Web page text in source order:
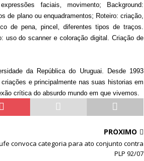
faciais, movimento; Background:
de plano ou enquadramentos; Roteiro: criação,
de pena, pincel, diferentes tipos de traços.
uso do scanner e coloração digital. Criação de
da República do Uruguai. Desde 1993
e principalmente nas suas historias em
crítica do absurdo mundo em que vivemos.
PRÓXIMO
convoca categoria para ato conjunto contra
PLP 92/07